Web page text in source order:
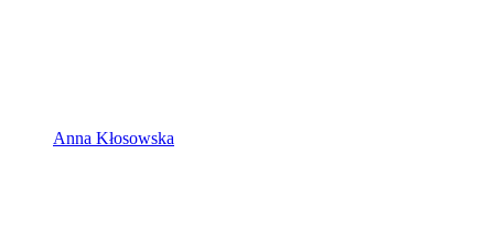
Anna Kłosowska